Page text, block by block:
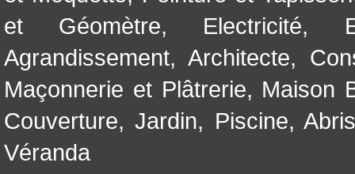
et Géomètre, Electricité,
Agrandissement, Architecte,
Maçonnerie et Plâtrerie, Maison
Couverture,Jardin, Piscine,
Véranda